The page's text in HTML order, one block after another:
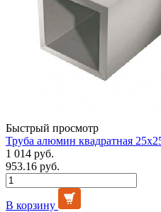
Быстрый просмотр
Труба алюмин квадратная
1 014 руб.
953.16 руб.
В корзину